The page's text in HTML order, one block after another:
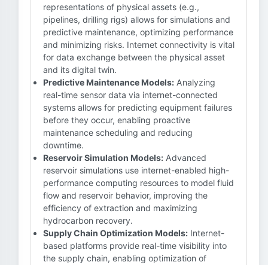
representations of physical assets (e.g.,
pipelines, drilling rigs) allows for simulations and
predictive maintenance, optimizing performance
and minimizing risks. Internet connectivity is vital
for data exchange between the physical asset
and its digital twin.
Predictive Maintenance Models: Analyzing
real-time sensor data via internet-connected
systems allows for predicting equipment failures
before they occur, enabling proactive
maintenance scheduling and reducing
downtime.
Reservoir Simulation Models: Advanced
reservoir simulations use internet-enabled high-
performance computing resources to model fluid
flow and reservoir behavior, improving the
efficiency of extraction and maximizing
hydrocarbon recovery.
Supply Chain Optimization Models: Internet-
based platforms provide real-time visibility into
the supply chain, enabling optimization of